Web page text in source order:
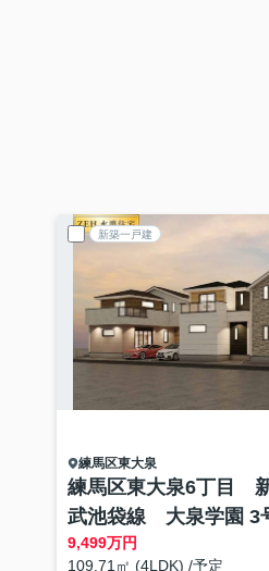
新築一戸建
練馬区東大泉
練馬区東大泉6丁目
武池袋線 大泉学園 3
9,499万円
109.71㎡ (4LDK) /予定